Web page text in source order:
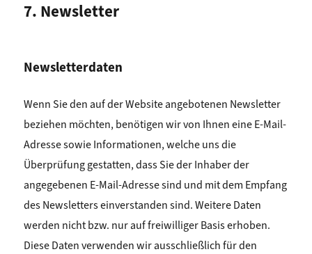
7. Newsletter
Newsletterdaten
Wenn Sie den auf der Website angebotenen Newsletter
beziehen möchten, benötigen wir von Ihnen eine E-Mail-
Adresse sowie Informationen, welche uns die
Überprüfung gestatten, dass Sie der Inhaber der
angegebenen E-Mail-Adresse sind und mit dem Empfang
des Newsletters einverstanden sind. Weitere Daten
werden nicht bzw. nur auf freiwilliger Basis erhoben.
Diese Daten verwenden wir ausschließlich für den